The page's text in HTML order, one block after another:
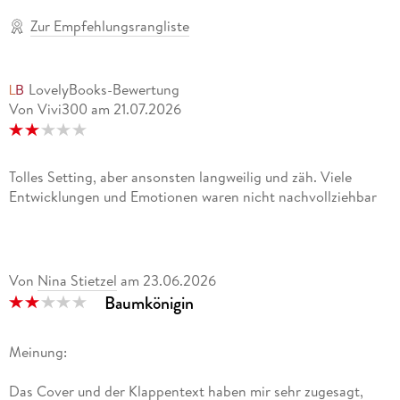
Zur Empfehlungsrangliste
LovelyBooks-Bewertung
Von Vivi300 am 21.07.2026
Tolles Setting, aber ansonsten langweilig und zäh. Viele
Entwicklungen und Emotionen waren nicht nachvollziehbar
Von Nina Stietzel am 23.06.2026
Baumkönigin
Meinung:
Das Cover und der Klappentext haben mir sehr zugesagt,